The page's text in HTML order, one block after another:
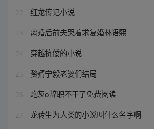
22 红龙传记小说
23 离婚后前夫哭着求复婚林语熙
24 穿越抗倭的小说
25 赘婿宁毅老婆们结局
26 炮灰o辞职不干了免费阅读
27 龙转生为人类的小说叫什么名字啊